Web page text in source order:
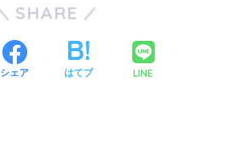
SHARE
シェア はてブ LINE